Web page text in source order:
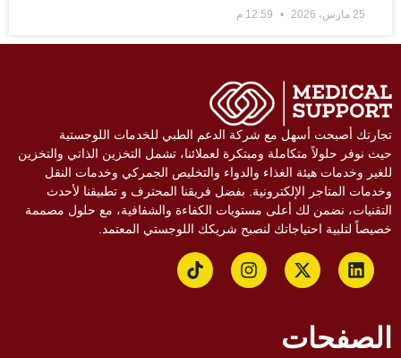
12:59 م
أصبحت أسهل مع شركة الدعم الطبي للخدمات اللوجستية
نوفر حلولاً متكاملة ومبتكرة لعملائنا، تشمل التخزين الذاتي والتخزين
وخدمات هيئة الغذاء والدواء والتخليص الجمركي وخدمات النقل
المتاجر الإلكترونية. بفضل فريقنا المحترف و تطبيقنا لأحدث
نضمن لك أعلى مستويات الكفاءة والشفافية، مع حلول مصممة
لتلبية احتياجاتك لنصبح شريكك اللوجستي المعتمد.